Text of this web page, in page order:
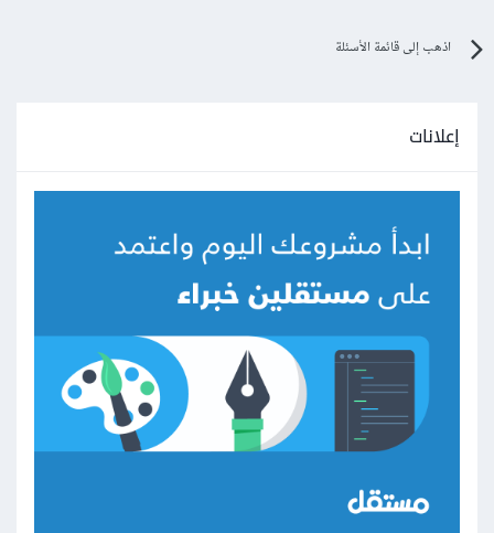
اذهب إلى قائمة الأسئلة
إعلانات